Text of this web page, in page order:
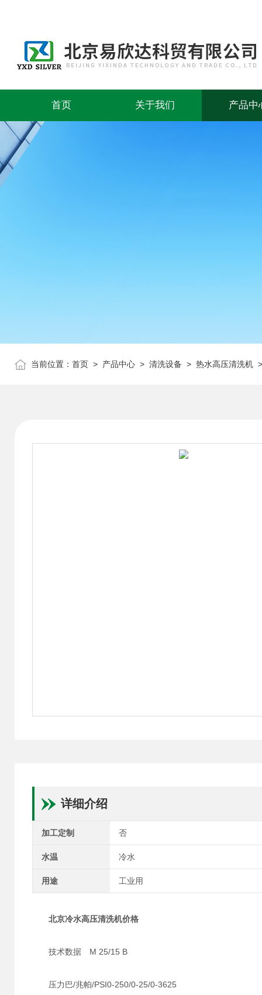
首页 关于我们 产品中
当前位置： 首页 > 产品中心 > 清洗设备 > 热水高压清洗机
详细介绍
加工定制 否
水温 冷水
用途 工业用
北京冷水高压清洗机价格
技术数据 M 25/15 B
压力巴/兆帕/PSI0-250/0-25/0-3625